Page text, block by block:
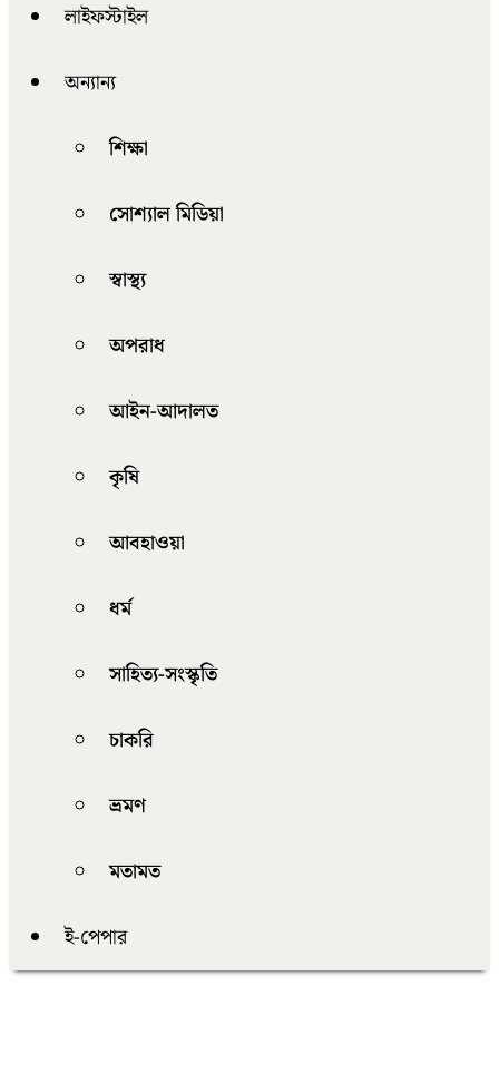
লাইফস্টাইল
অন্যান্য
শিক্ষা
সোশ্যাল মিডিয়া
স্বাস্থ্য
অপরাধ
আইন-আদালত
কৃষি
আবহাওয়া
ধর্ম
সাহিত্য-সংস্কৃতি
চাকরি
ভ্রমণ
মতামত
ই-পেপার